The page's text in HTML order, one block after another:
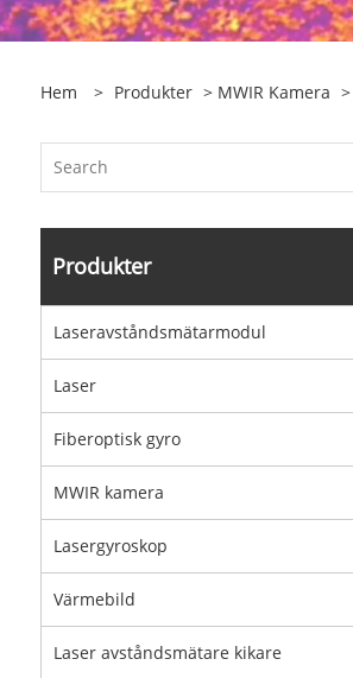
Hem > Produkter > MWIR Kamera >
Produkter
Laseravståndsmätarmodul
Laser
Fiberoptisk gyro
MWIR kamera
Lasergyroskop
Värmebild
Laser avståndsmätare kikare